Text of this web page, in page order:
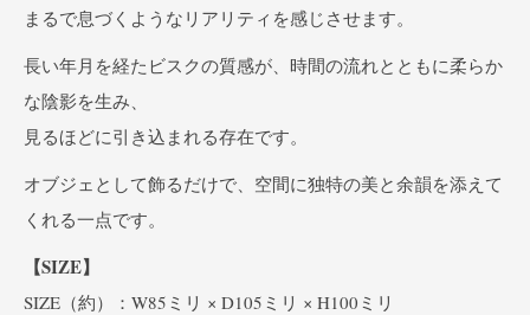
まるで息づくようなリアリティを感じさせます。
長い年月を経たビスクの質感が、時間の流れとともに柔らか
な陰影を生み、
見るほどに引き込まれる存在です。
オブジェとして飾るだけで、空間に独特の美と余韻を添えて
くれる一点です。
【SIZE】
SIZE（約）：W85ミリ × D105ミリ × H100ミリ